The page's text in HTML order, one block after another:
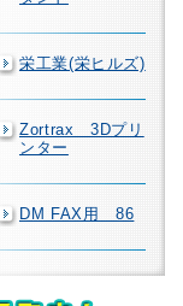
栄工業(栄ヒルズ)
Zortrax 3Dプリ
ンター
DM FAX用 86